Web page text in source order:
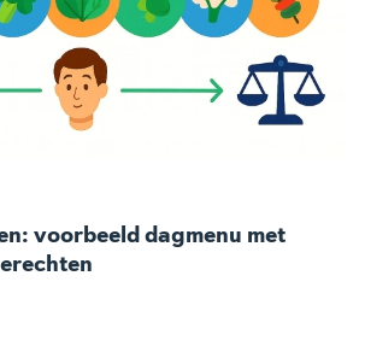
voorbeeld dagmenu met